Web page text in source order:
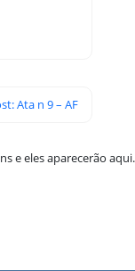
Ata n 9 – AF
e eles aparecerão aqui.